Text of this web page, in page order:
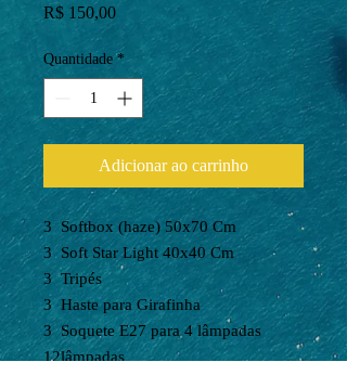
R$ 150,00Preço
Quantidade *
Adicionar ao carrinho
3
Softbox (haze) 50x70 Cm
3
Soft Star Light 40x40 Cm
3 Tripés
3 Haste para Girafinha
3
Soquete E27 para 4 lâmpadas
12lâmpadas